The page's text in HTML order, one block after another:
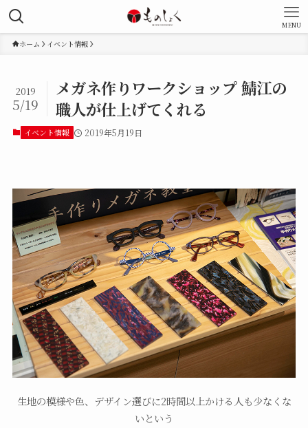
MENU
ホーム イベント情報
メガネ作りワークショップ 鯖江の
職人が仕上げてくれる
2019
5/19
イベント情報 2019年5月19日
生地の模様や色、デザイン選びに2時間以上かける人も少なくな
いという